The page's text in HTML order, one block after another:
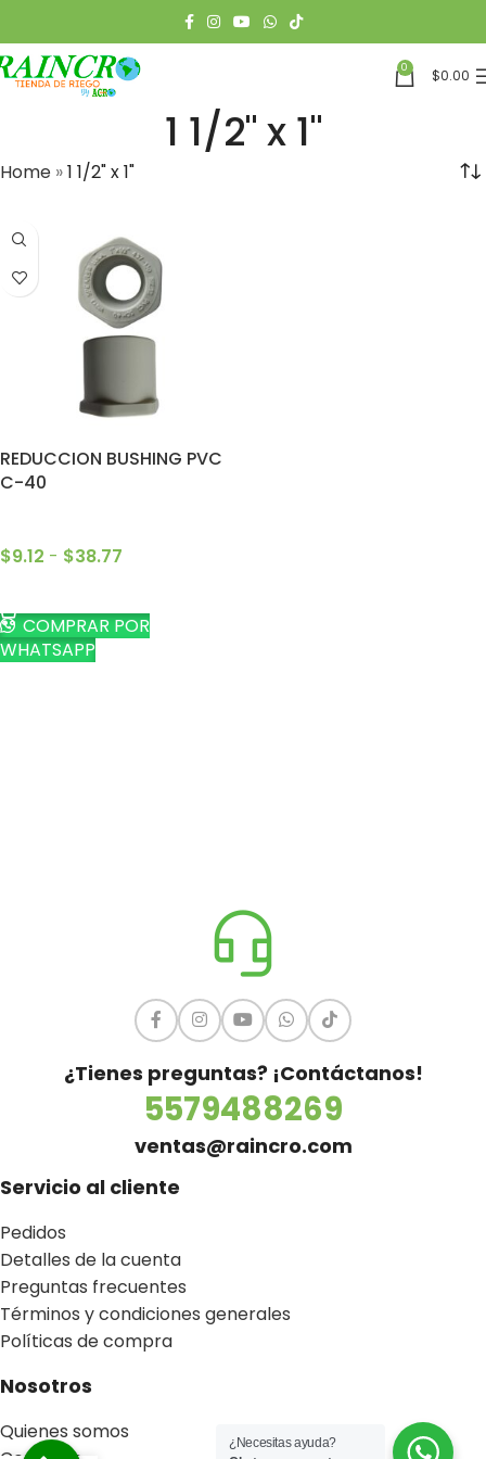
0 $0.00
1 1/2" x 1"
Home »1 1/2" x 1"
REDUCCION BUSHING PVC
C-40
$9.12 - $38.77
COMPRAR POR
WHATSAPP
¿Tienes preguntas? ¡Contáctanos!
5579488269
ventas@raincro.com
Servicio al cliente
Pedidos
Detalles de la cuenta
Preguntas frecuentes
Términos y condiciones generales
Políticas de compra
Nosotros
Quienes somos
¿Necesitas ayuda?